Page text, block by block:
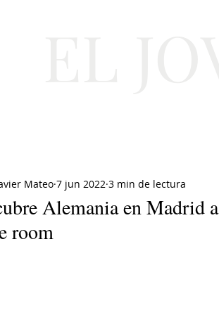
Alemania en Madrid
room
Mateo 7 jun 2022 3 min de lectura